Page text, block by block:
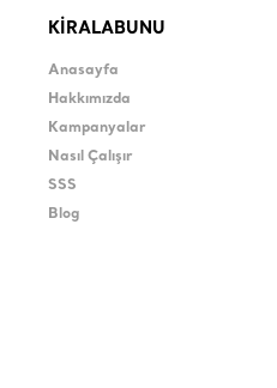
KİRALABUNU
Anasayfa
Hakkımızda
Kampanyalar
Nasıl Çalışır
SSS
Blog